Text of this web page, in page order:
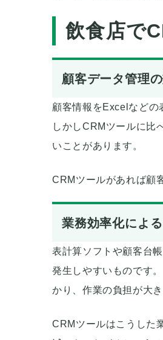
飲食店で
顧客データ管理
顧客情報をExcelなどの
しかしCRMツールに比
いことがあります。
CRMツールがあれば顧
業務効率化によ
表計算ソフトや顧客台
発生しやすいものです
かり、作業の負担が大
CRMツールはこうした